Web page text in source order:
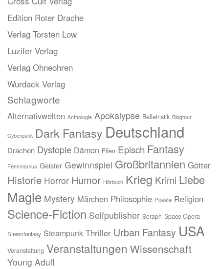
Edition Roter Drache
Verlag Torsten Low
Luzifer Verlag
Verlag Ohneohren
Wurdack Verlag
Schlagworte
Alternativwelten Anthologie Apokalypse Belletristik Blogtour
Cyberpunk Dark Fantasy Deutschland
Drachen Dystopie Dämon Elfen Episch Fantasy
Feminismus Geister Gewinnspiel Großbritannien Götter
Historie Horror Humor Hörbuch Krieg Krimi Liebe
Magie Mystery Märchen Philosophie Poesie Religion
Science-Fiction Selfpublisher Seraph Space Opera
Steamfantasy Steampunk Thriller Urban Fantasy USA
Veranstaltung Veranstaltungen Wissenschaft
Young Adult